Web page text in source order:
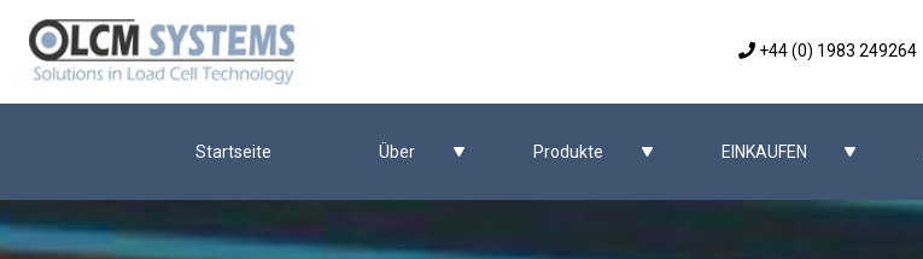
+44 (0) 1983 249264
Startseite Über Produkte EINKAUFEN